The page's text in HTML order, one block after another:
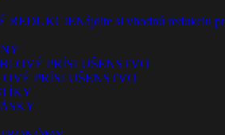
REDUKCIENájdite si vhodnú redukciu
PRÍSLUŠENSTVO
PRÍSLUŠENSTVO